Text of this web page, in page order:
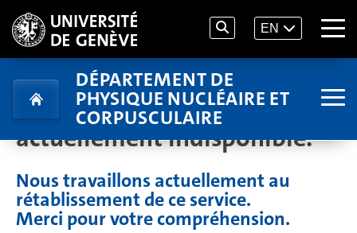
EN
Le service demandé est
actuellement indisponible.
Nous travaillons actuellement au
rétablissement de ce service.
Merci pour votre compréhension.
DÉPARTEMENT DE
PHYSIQUE NUCLÉAIRE ET
CORPUSCULAIRE